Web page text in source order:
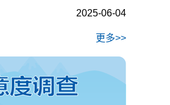
2025-06-04
更多>>